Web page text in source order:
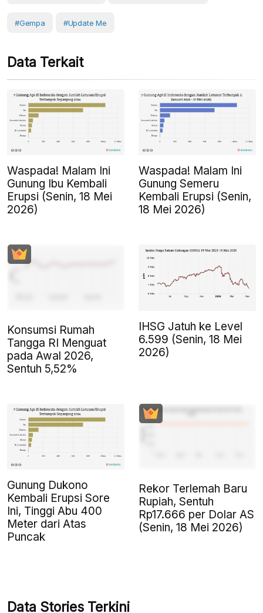
#gempa #Update Me
Data Terkait
Waspada! Malam Ini
Gunung Ibu Kembali
Erupsi (Senin, 18 Mei
2026)
Waspada! Malam Ini
Gunung Semeru
Kembali Erupsi (Senin,
18 Mei 2026)
Konsumsi Rumah
Tangga RI Menguat
pada Awal 2026,
Sentuh 5,52%
IHSG Jatuh ke Level
6.599 (Senin, 18 Mei
2026)
Gunung Dukono
Kembali Erupsi Sore
Ini, Tinggi Abu 400
Meter dari Atas
Puncak
Rekor Terlemah Baru
Rupiah, Sentuh
Rp17.666 per Dolar AS
(Senin, 18 Mei 2026)
Data Stories Terkini